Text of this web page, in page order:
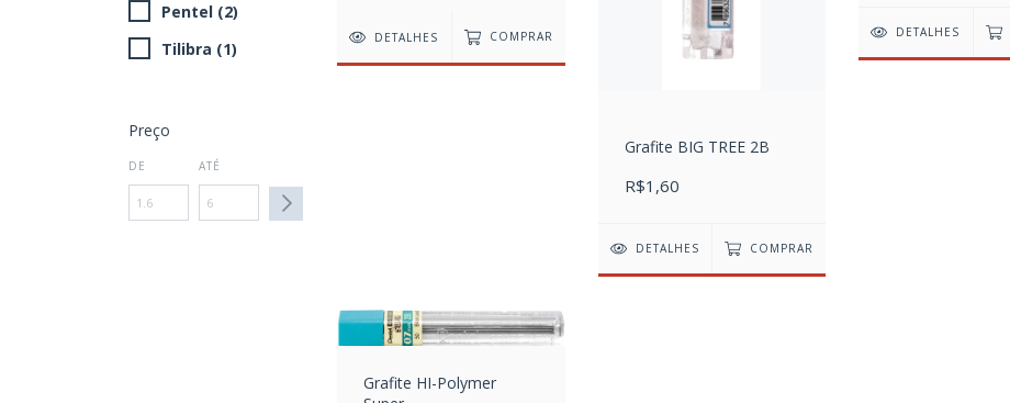
Pentel (2)
Tilibra (1)
Preço
DE ATÉ
DETALHES COMPRAR
Grafite BIG TREE 2B
R$1,60
DETALHES COMPRAR
DETALHES
Grafite HI-Polymer